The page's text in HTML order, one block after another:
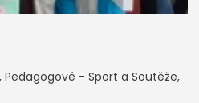
Pedagogové - Sport a Soutěže